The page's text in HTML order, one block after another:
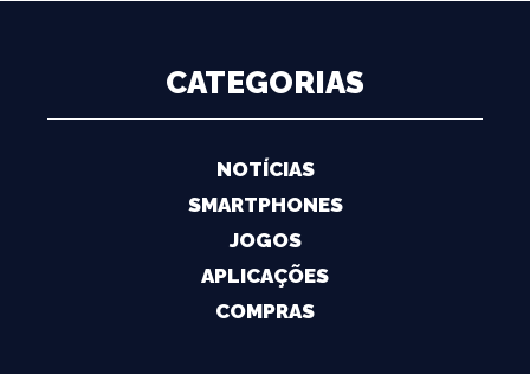
CATEGORIAS
NOTÍCIAS
SMARTPHONES
JOGOS
APLICAÇÕES
COMPRAS